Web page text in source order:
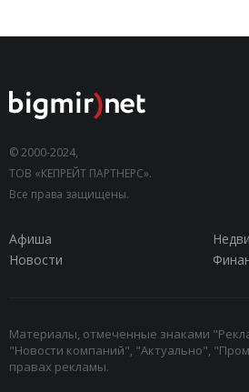
© 2000-2024,
ТОВ «КЕПРЕЙТ ПАРТНЕРС».
Все права защищены.
Афиша
Новости
Материалы, отмеченные знаками
"Новости компаний", "Актуально",
правах рекламы.